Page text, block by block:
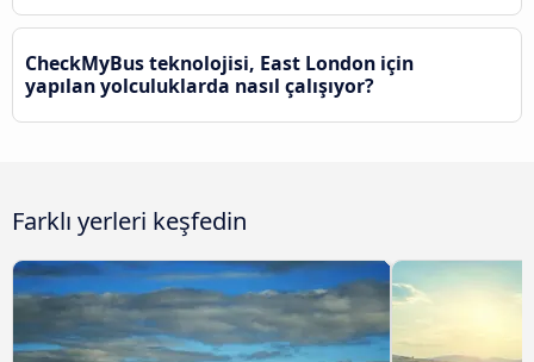
CheckMyBus teknolojisi, East London için
yapılan yolculuklarda nasıl çalışıyor?
Farklı yerleri keşfedin